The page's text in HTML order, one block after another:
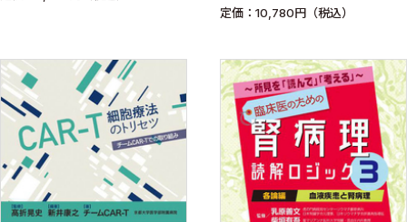
定価：10,780円（税込）